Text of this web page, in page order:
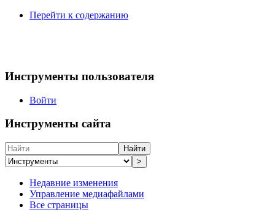
Перейти к содержанию
Инструменты пользователя
Войти
Инструменты сайта
Найти
>
Недавние изменения
Управление медиафайлами
Все страницы